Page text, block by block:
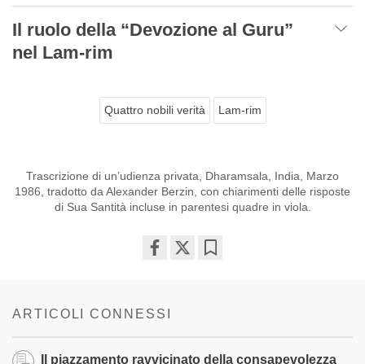
Il ruolo della “Devozione al Guru”
nel Lam-rim
Quattro nobili verità Lam-rim
Trascrizione di un’udienza privata, Dharamsala, India, Marzo
1986, tradotto da Alexander Berzin, con chiarimenti delle risposte
di Sua Santità incluse in parentesi quadre in viola.
ARTICOLI CONNESSI
Il piazzamento ravvicinato della consapevolezza